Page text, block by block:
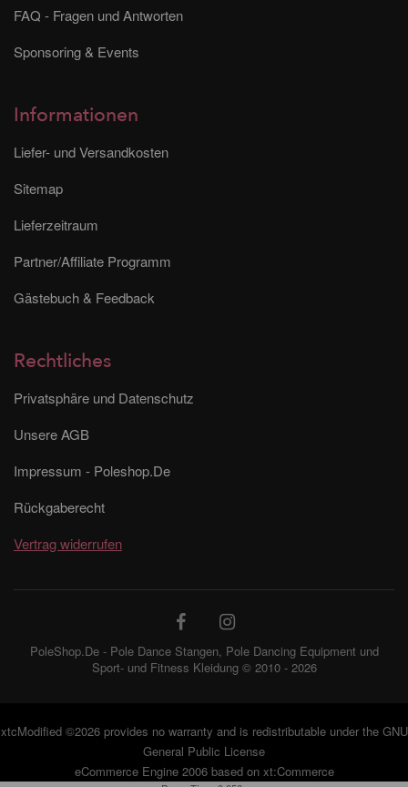
FAQ - Fragen und Antworten
Sponsoring & Events
Informationen
Liefer- und Versandkosten
Sitemap
Lieferzeitraum
Partner/Affiliate Programm
Gästebuch & Feedback
Rechtliches
Privatsphäre und Datenschutz
Unsere AGB
Impressum - Poleshop.De
Rückgaberecht
Vertrag widerrufen
PoleShop.De - Pole Dance Stangen, Pole Dancing Equipment und
Sport- und Fitness Kleidung © 2010 - 2026
xtcModified©2026 provides no warranty and is redistributable under the GNU
General Public License
eCommerce Engine 2006 based on xt:Commerce